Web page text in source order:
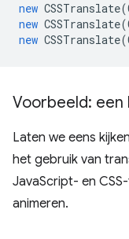
new CSSTranslate(
new CSSTranslate(
new CSSTranslate(
Voorbeeld: een
Laten we eens
het gebruik van
JavaScript- en
animeren.